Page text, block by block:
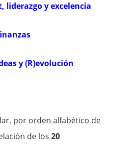
liderazgo y excelencia
y (R)evolución
por orden alfabético de
de los20